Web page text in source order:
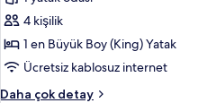
için
tüm
fotoğrafları
4 kişilik
1 en Büyük Boy (King) Yatak
Ücretsiz kablosuz internet
Daha çok detay
Executive